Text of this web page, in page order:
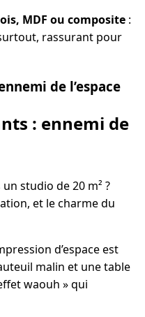
MDF ou composite :
rassurant pour
de l’espace
: ennemi de
studio de 20 m² ?
et le charme du
d’espace est
malin et une table
waouh » qui